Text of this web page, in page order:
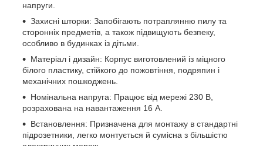
напруги.
Захисні шторки: Запобігають потраплянню пилу та
сторонніх предметів, а також підвищують безпеку,
особливо в будинках із дітьми.
Матеріал і дизайн: Корпус виготовлений із міцного
білого пластику, стійкого до пожовтіння, подряпин і
механічних пошкоджень.
Номінальна напруга: Працює від мережі 230 В,
розрахована на навантаження 16 А.
Встановлення: Призначена для монтажу в стандартні
підрозетники, легко монтується й сумісна з більшістю